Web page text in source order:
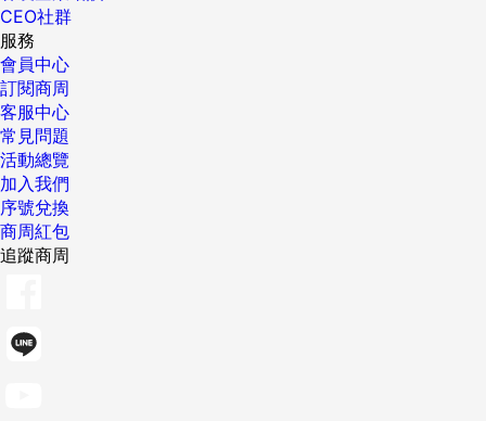
CEO社群
服務
會員中心
訂閱商周
客服中心
常見問題
活動總覽
加入我們
序號兌換
商周紅包
追蹤商周